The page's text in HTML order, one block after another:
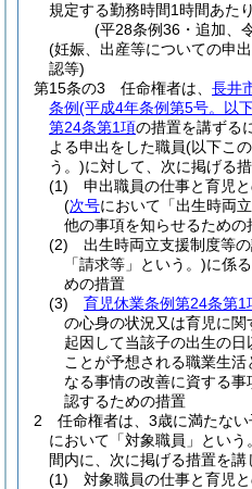
規定する勤務時間1時間あた
(平28条例36・追加、
(妊娠、出産等についての申
認等)
第15条の3
任命権者は、 長井
条例(平成4年条例第5号。以
第24条第1項の措置を講ずる
よる申出をした職員(以下こ
う。)に対して、次に掲げる
(1)
申出職員の仕事と育児
(次号において「出生時両
他の事項を知らせるための
(2)
出生時両立支援制度等
「請求等」という。)に係
めの措置
(3)
育児休業条例第24条第1
の心身の状況又は育児に
起因して当該子の出生の
ことが予想される職業生
なる事情の改善に資する
認するための措置
2
任命権者は、3歳に満たな
において「対象職員」という
間内に、次に掲げる措置を講
(1)
対象職員の仕事と育児